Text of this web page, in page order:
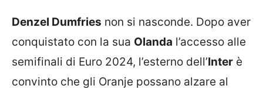
Denzel Dumfries non si nasconde. Dopo aver
conquistato con la sua Olanda l’accesso alle
semifinali di Euro 2024, l’esterno dell’Inter è
convinto che gli Oranje possano alzare al